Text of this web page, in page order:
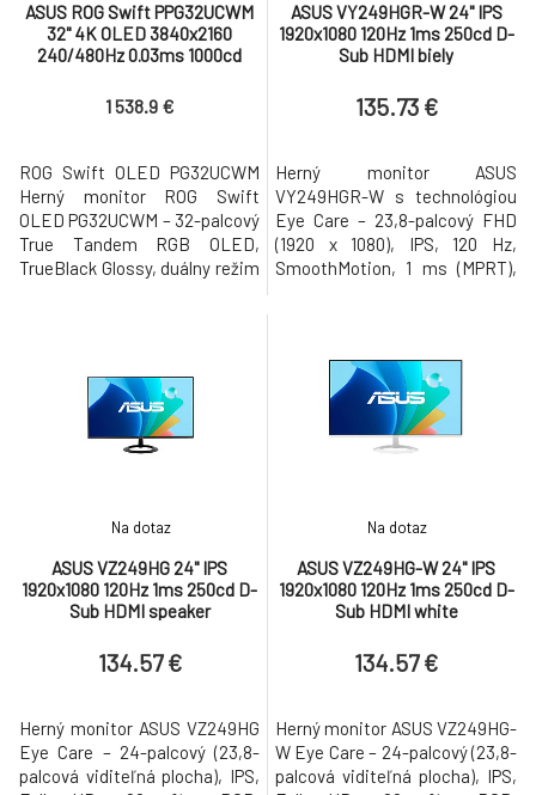
ASUS ROG Swift PPG32UCWM
32" 4K OLED 3840x2160
240/480Hz 0.03ms 1000cd
1 538.9 €
ROG Swift OLED PG32UCWM
Herný monitor ROG Swift
OLED PG32UCWM – 32-palcový
True Tandem RGB OLED,
TrueBlack Glossy, duálny režim
priblíženia Neo, VESA
DisplayHDR 400 True Black,
kompatibilita s G-SYNC,
DisplayPort 2.1a (plná šírka pá
ASUS VY249HGR-W 24" IPS
1920x1080 120Hz 1ms 250cd D-
Sub HDMI biely
135.73 €
Herný monitor ASUS
VY249HGR-W s technológiou
Eye Care – 23,8-palcový FHD
(1920 x 1080), IPS, 120 Hz,
SmoothMotion, 1 ms (MPRT),
antibakteriálna úprava
Širokouhlý FHD displej: 23,8-
palcový IPS panel s
pozorovacím uhlom 178° a
bezrámikovým dizajnom pre
ASUS VZ249HG 24" IPS
1920x1080 120Hz 1ms 250cd D-
Sub HDMI speaker
Na dotaz
134.57 €
Herný monitor ASUS VZ249HG
Eye Care – 24-palcový (23,8-
palcová viditeľná plocha), IPS,
ASUS VZ249HG-W 24" IPS
1920x1080 120Hz 1ms 250cd D-
Sub HDMI white
Na dotaz
134.57 €
Herný monitor ASUS VZ249HG-
W Eye Care – 24-palcový (23,8-
palcová viditeľná plocha), IPS,